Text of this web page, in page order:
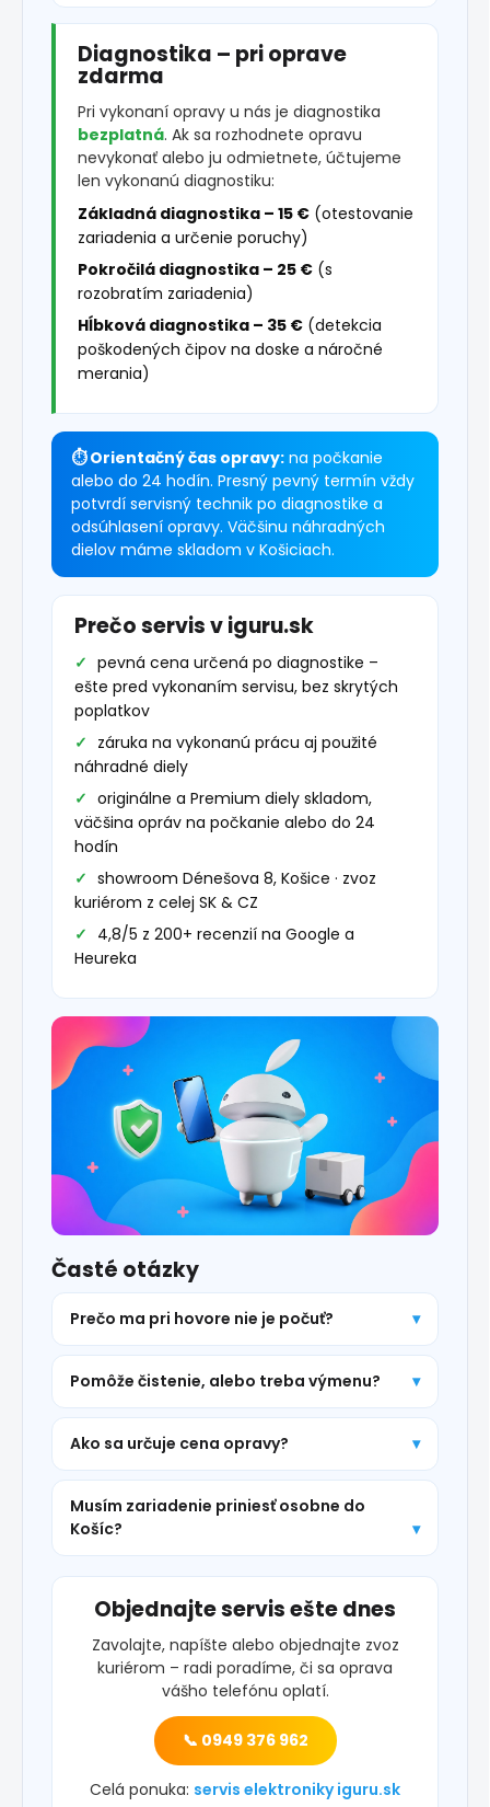
Diagnostika – pri oprave
zdarma
Pri vykonaní opravy u nás je diagnostika
bezplatná. Ak sa rozhodnete opravu
nevykonať alebo ju odmietnete, účtujeme
len vykonanú diagnostiku:
Základná diagnostika – 15 € (otestovanie
zariadenia a určenie poruchy)
Pokročilá diagnostika – 25 € (s
rozobratím zariadenia)
Hĺbková diagnostika – 35 € (detekcia
poškodených čipov na doske a náročné
merania)
⏱ Orientačný čas opravy: na počkanie
alebo do 24 hodín. Presný pevný termín vždy
potvrdí servisný technik po diagnostike a
odsúhlasení opravy. Väčšinu náhradných
dielov máme skladom v Košiciach.
Prečo servis v iguru.sk
pevná cena určená po diagnostike –
ešte pred vykonaním servisu, bez skrytých
poplatkov
záruka na vykonanú prácu aj použité
náhradné diely
originálne a Premium diely skladom,
väčšina opráv na počkanie alebo do 24
hodín
showroom Dénešova 8, Košice · zvoz
kuriérom z celej SK & CZ
4,8/5 z 200+ recenzií na Google a
Heureka
Časté otázky
Prečo ma pri hovore nie je počuť?
Pomôže čistenie, alebo treba výmenu?
Ako sa určuje cena opravy?
Musím zariadenie priniesť osobne do
Košíc?
Objednajte servis ešte dnes
Zavolajte, napíšte alebo objednajte zvoz
kuriérom – radi poradíme, či sa oprava
vášho telefónu oplatí.
📞 0949 376 962
Celá ponuka: servis elektroniky iguru.sk